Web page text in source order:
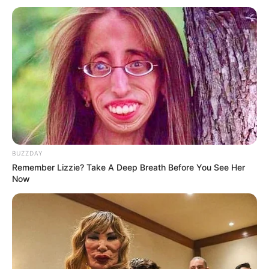
ΦΑΝΤΑΣΤΕΙΤΕ ΟΛΟΥΣ ΤΟΥΣ ΦΩΤΕΙΝΟΥΣ ΚΑΙ
ΑΦΥΠΝΙΣΜΕΝΟΥΣ ΑΝΘΡΩΠΟΥΣ, ΝΑ ΕΙΝΑΙ
BUZZDAY
Remember Lizzie? Take A Deep Breath Before You See Her
Now